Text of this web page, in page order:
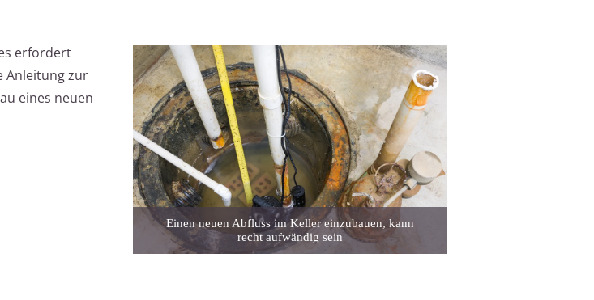
erfordert
Anleitung zur
eines neuen
Einen neuen Abfluss im Keller einzubauen, kann
recht aufwändig sein